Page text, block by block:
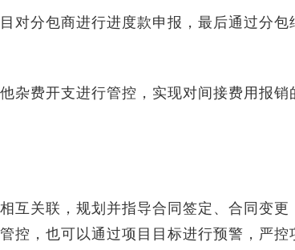
分包商进行进度款申报，最后通过分包
费开支进行管控，实现对间接费用报销
关联，规划并指导合同签定、合同变更
控，也可以通过项目目标进行预警，严控